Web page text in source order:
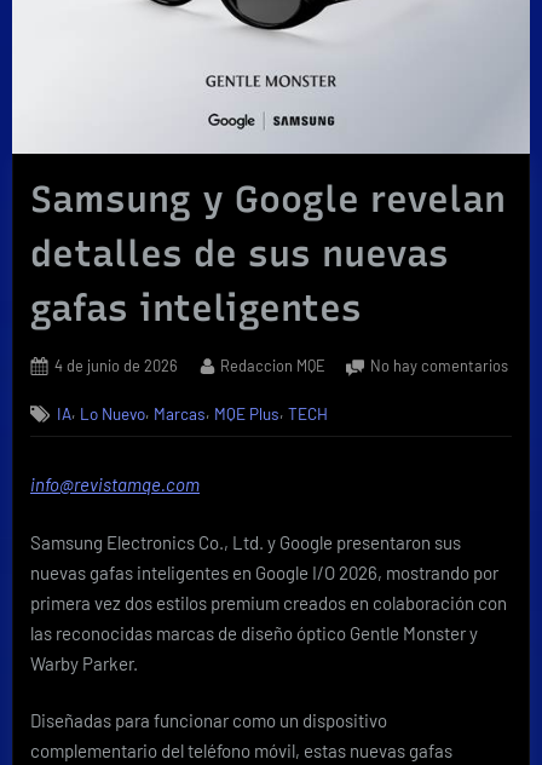
Samsung y Google revelan
detalles de sus nuevas
gafas inteligentes
Posted
4 de junio de 2026 By
Redaccion MQE No hay comentariosen
IA, Lo Nuevo, Marcas, MQE Plus,TECH
info@revistamqe.com
Samsung Electronics Co., Ltd. y Google presentaron sus
nuevas gafas inteligentes en Google I/O 2026, mostrando por
primera vez dos estilos premium creados en colaboración con
las reconocidas marcas de diseño óptico Gentle Monster y
Warby Parker.
Diseñadas para funcionar como un dispositivo
complementario del teléfono móvil, estas nuevas gafas